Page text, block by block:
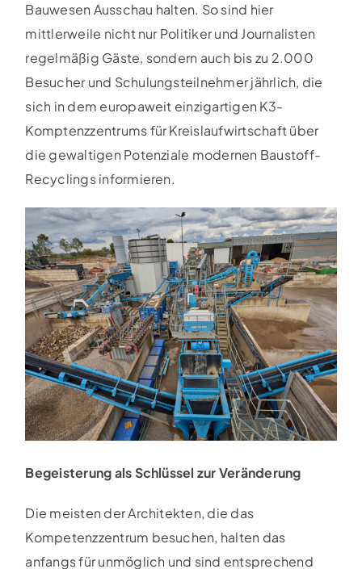
Bauwesen Ausschau halten. So sind hier
mittlerweile nicht nur Politiker und Journalisten
regelmäßig Gäste, sondern auch bis zu 2.000
Besucher und Schulungsteilnehmer jährlich, die
sich in dem europaweit einzigartigen K3-
Komptenzzentrums für Kreislaufwirtschaft über
die gewaltigen Potenziale modernen Baustoff-
Recyclings informieren.
Begeisterung als Schlüssel zur Veränderung
Die meisten der Architekten, die das
Kompetenzzentrum besuchen, halten das
anfangs für unmöglich und sind entsprechend